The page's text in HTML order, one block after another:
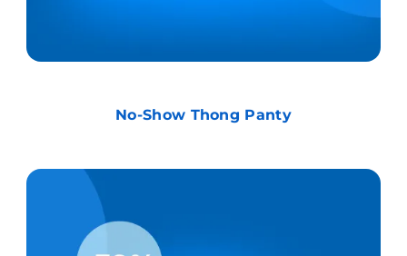
No-Show Thong Panty